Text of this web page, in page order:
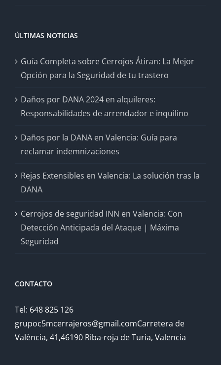
ÚLTIMAS NOTICIAS
Guía Completa sobre Cerrojos Átiran: La Mejor
Opción para la Seguridad de tu trastero
Daños por DANA 2024 en alquileres:
Responsabilidades de arrendador e inquilino
Daños por la DANA en Valencia: Guía para
reclamar indemnizaciones
Rejas Extensibles en Valencia: La solución tras la
DANA
Cerrojos de seguridad INN en Valencia: Con
Detección Anticipada del Ataque | Máxima
Seguridad
CONTACTO
Tel: 648 825 126
grupoc5mcerrajeros@gmail.comCarretera de
València, 41,46190 Riba-roja de Turia, Valencia